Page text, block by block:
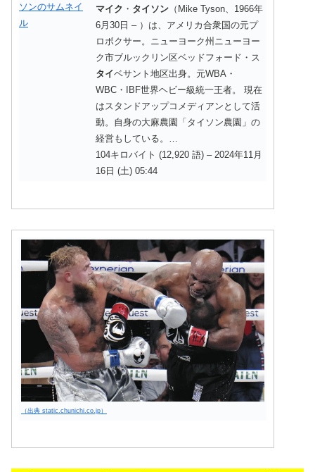
マイク ・ タイソン （Mike Tyson、1966年
6月30日 – ）は、アメリカ合衆国の元プ
ロボクサー。ニューヨーク州ニューヨー
ク市ブルックリン区ベッドフォード・ス
タイベサント地区出身。元WBA・
WBC・IBF世界ヘビー級統一王者。 現在
はスタンドアップコメディアンとして活
動。自身の大麻農園「タイソン農園」の
経営もしている。…
104キロバイト (12,920 語) – 2024年11月
16日 (土) 05:44
（出典 static.chunichi.co.jp）